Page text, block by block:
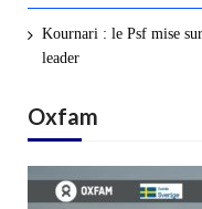
Kournari : le Psf mise
leader
Oxfam